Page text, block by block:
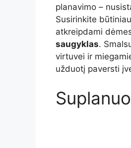
planavimo –
Susirinkite
atkreipdami
saugyklas.
virtuvei ir
užduotį paversti